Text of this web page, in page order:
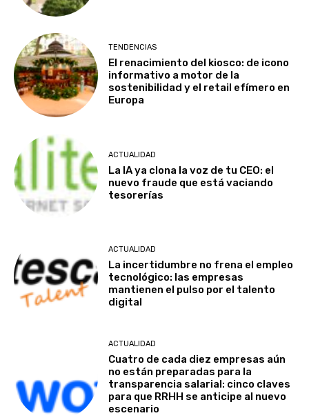
TENDENCIAS
El renacimiento del kiosco: de icono
informativo a motor de la
sostenibilidad y el retail efímero en
Europa
ACTUALIDAD
La IA ya clona la voz de tu CEO: el
nuevo fraude que está vaciando
tesorerías
ACTUALIDAD
La incertidumbre no frena el empleo
tecnológico: las empresas
mantienen el pulso por el talento
digital
ACTUALIDAD
Cuatro de cada diez empresas aún
no están preparadas para la
transparencia salarial: cinco claves
para que RRHH se anticipe al nuevo
escenario